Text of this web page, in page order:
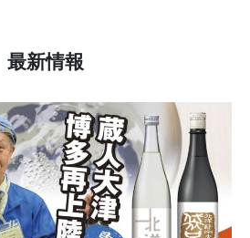
最新情報